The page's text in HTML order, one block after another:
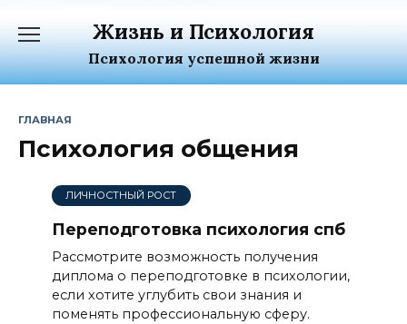
содержанию
Жизнь и Психология
Психология успешной жизни
ГЛАВНАЯ
Психология общения
ЛИЧНОСТНЫЙ РОСТ
Переподготовка психология спб
Рассмотрите возможность получения
диплома о переподготовке в психологии,
если хотите углубить свои знания и
поменять профессиональную сферу.